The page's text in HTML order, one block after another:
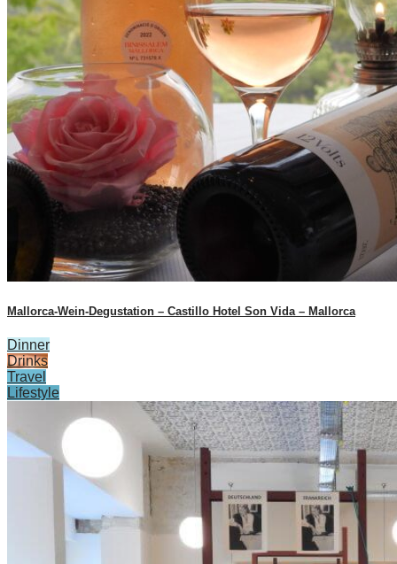
Mallorca-Wein-Degustation – Castillo Hotel Son Vida – Mallorca
Dinner
Drinks
Travel
Lifestyle